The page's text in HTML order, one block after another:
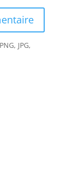
JPG,